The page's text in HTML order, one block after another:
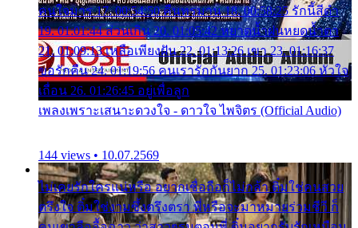
คนใจมาร 17. 00:54:50 คืนทรมาน 18. 00:58:25 รักนี้สีดำ
19. 01:01:44 ส่วนเกิน 20. 01:05:42 หยาดน้ำฝนหยดน้ำตา
21. 01:09:13 เหลือเพียงฝัน 22. 01:13:26 เขา 23. 01:16:37
ขอรักคืน 24. 01:19:56 คนเรารักกันยาก 25. 01:23:06 หัวใจ
เถื่อน 26. 01:26:45 อยู่เพื่อลูก
เพลงเพราะเสนาะดวงใจ - ดาวใจ ไพจิตร (Official Audio)
144 views • 10.07.2569
ไม่เคยรักใครแน่หรือ อยากเชื่อถือก็ไม่กล้า ติ๋มใช่คนสวย
ตรึงใจ ติ๋มใช่งามซึ้งตรึงตรา พี่หรือจะมาหมายร่วมชีวี ก็